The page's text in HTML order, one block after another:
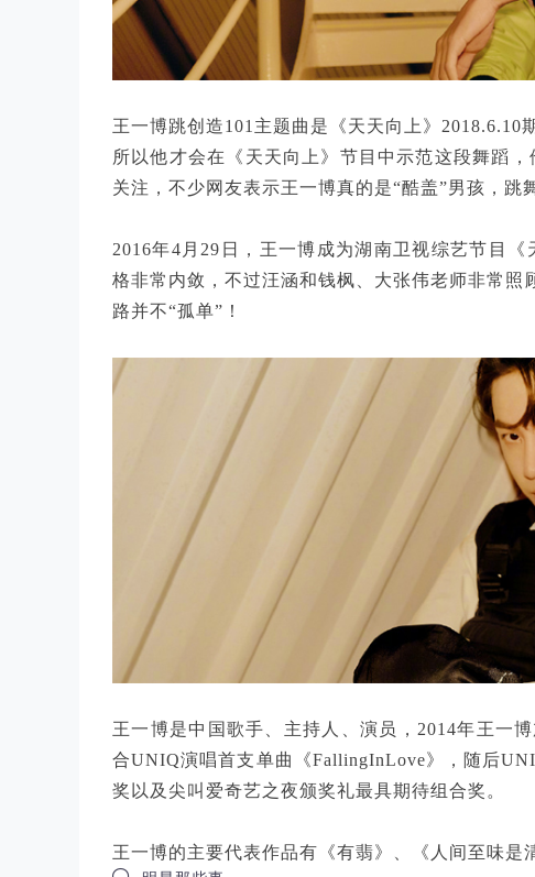
王一博跳创造101主题曲是《天天向上》2018.6.10
所以他才会在《天天向上》节目中示范这段舞蹈
关注，不少网友表示王一博真的是“酷盖”男孩，跳
2016年4月29日，王一博成为湖南卫视综艺节目
格非常内敛，不过汪涵和钱枫、大张伟老师非常照
路并不“孤单”！
王一博是中国歌手、主持人、演员，2014年王一
合UNIQ演唱首支单曲《FallingInLove》，随后
奖以及尖叫爱奇艺之夜颁奖礼最具期待组合奖。
王一博的主要代表作品有《有翡》、《人间至味是